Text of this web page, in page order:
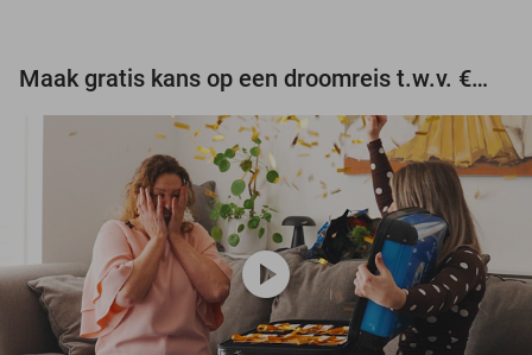
Maak gratis kans op een droomreis t.w.v. €3.000!
play_circle